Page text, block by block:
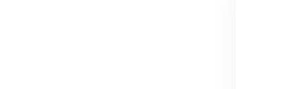
Yadah kombiniert die Sanftheit natürlicher Pflege mit
Produkte perfekt für die tägliche Pflege – auch bei